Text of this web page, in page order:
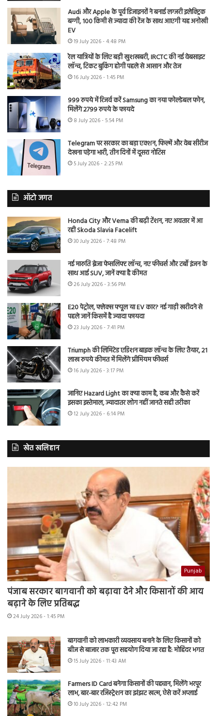
Audi और Apple के पूर्व डिजाइनरों ने बनाई लग्जरी इलेक्ट्रिक
बग्गी, 100 किमी से ज्यादा की रेंज के साथ आएगी यह अनोखी
EV
19 July 2026 - 4:48 PM
रेल यात्रियों के लिए बड़ी खुशखबरी, IRCTC की नई वेबसाइट
लॉन्च, टिकट बुकिंग होगी पहले से आसान और तेज
16 July 2026 - 1:45 PM
999 रुपये में रिजर्व करें Samsung का नया फोल्डेबल फोन,
मिलेंगे 2799 रुपये के फायदे
8 July 2026 - 5:54 PM
Telegram पर सरकार का बड़ा एक्शन, फिल्में और वेब सीरीज
देखना पड़ेगा भारी, तीन दिनों में दूसरा नोटिस
5 July 2026 - 2:25 PM
ऑटो जगत
Honda City और Verna की बढ़ी टेंशन, नए अवतार में आ
रही Skoda Slavia Facelift
30 July 2026 - 7:48 PM
नई मारुति ब्रेजा फेसलिफ्ट लॉन्च, नए फीचर्स और टर्बो इंजन के
साथ आई SUV, जानें क्या है कीमत
26 July 2026 - 3:56 PM
E20 पेट्रोल, फ्लेक्स फ्यूल या EV कार? नई गाड़ी खरीदने से
पहले जानें किसमें है ज्यादा फायदा
23 July 2026 - 7:41 PM
Triumph की लिमिटेड एडिशन बाइक लॉन्च के लिए तैयार, 21
लाख रुपये कीमत में मिलेंगे प्रीमियम फीचर्स
16 July 2026 - 3:17 PM
जानिए Hazard Light का क्या काम है, कब और कैसे करें
इसका इस्तेमाल, ज्यादातर लोग नहीं जानते सही तरीका
12 July 2026 - 6:14 PM
खेत खलिहान
Punjab
पंजाब सरकार बागवानी को बढ़ावा देने और किसानों की आय
बढ़ाने के लिए प्रतिबद्ध
24 July 2026 - 1:45 PM
बागवानी को लाभकारी व्यवसाय बनाने के लिए किसानों को
बीज से बाजार तक पूरा सहयोग दिया जा रहा है: मोहिंदर भगत
15 July 2026 - 11:43 AM
Farmers ID Card बनेगा किसानों की पहचान, मिलेंगे भरपूर
लाभ, बार-बार रजिस्ट्रेशन का झंझट खत्म, ऐसे करें अप्लाई
10 July 2026 - 12:42 PM